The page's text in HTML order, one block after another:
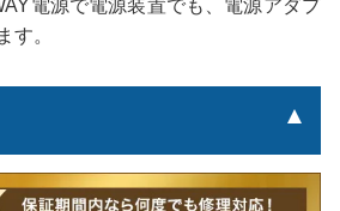
電源で電源装置でも、電源アダプ
す。